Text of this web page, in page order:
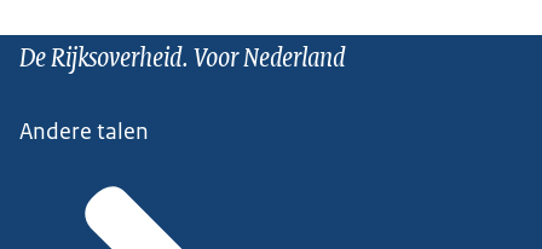
De Rijksoverheid. Voor Nederland
Andere talen